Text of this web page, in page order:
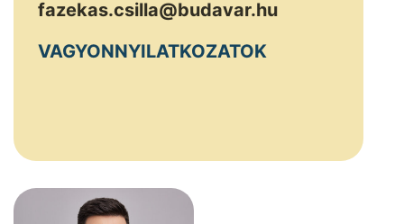
fazekas.csilla@budavar.hu
VAGYONNYILATKOZATOK